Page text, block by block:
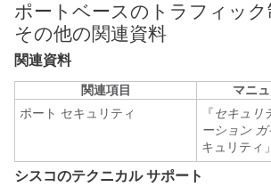
ポートベースのトラフィック
その他の関連資料
関連資料
関連項目
マニ
ポート セキュリティ
『セキュリ
ーション ガ
キュリティ」
シスコのテクニカル サポート